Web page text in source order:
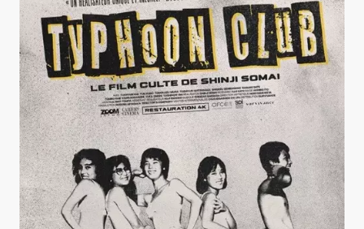
Typhoon Club